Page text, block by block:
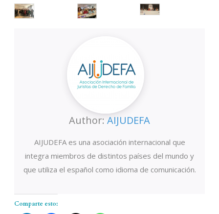
Author: AIJUDEFA
AIJUDEFA es una asociación internacional que
integra miembros de distintos países del mundo y
que utiliza el español como idioma de comunicación.
Comparte esto: